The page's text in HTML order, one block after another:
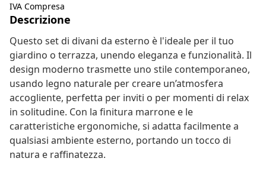
IVA Compresa
Descrizione
Questo set di divani da esterno è l'ideale per il tuo
giardino o terrazza, unendo eleganza e funzionalità. Il
design moderno trasmette uno stile contemporaneo,
usando legno naturale per creare un’atmosfera
accogliente, perfetta per inviti o per momenti di relax
in solitudine. Con la finitura marrone e le
caratteristiche ergonomiche, si adatta facilmente a
qualsiasi ambiente esterno, portando un tocco di
natura e raffinatezza.